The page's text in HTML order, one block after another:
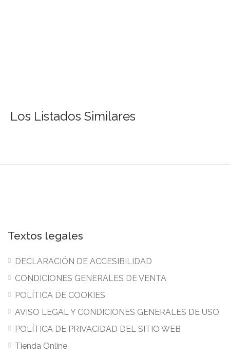
Los Listados Similares
Textos legales
DECLARACIÓN DE ACCESIBILIDAD
CONDICIONES GENERALES DE VENTA
POLÍTICA DE COOKIES
AVISO LEGAL Y CONDICIONES GENERALES DE USO
POLÍTICA DE PRIVACIDAD DEL SITIO WEB
Tienda Online